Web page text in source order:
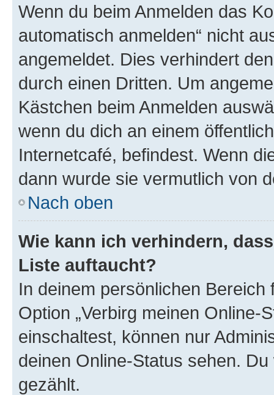
Wenn du beim Anmelden das
automatisch anmelden“ nicht
angemeldet. Dies verhindert
durch einen Dritten. Um
Kästchen beim Anmelden
wenn du dich an einem
Internetcafé, befindest. Wenn
dann wurde sie vermutlich von
Nach oben
Wie kann ich verhindern,
Liste auftaucht?
In deinem persönlichen
Option „Verbirg meinen Online-
einschaltest, können nur
deinen Online-Status sehen.
gezählt.